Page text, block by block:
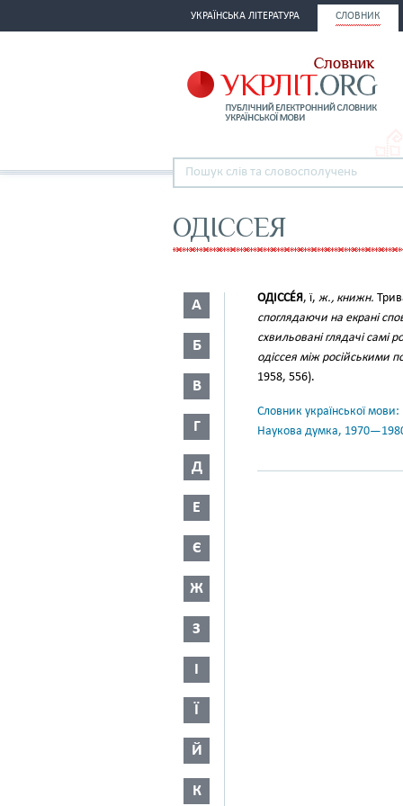
УКРАЇНСЬКА ЛІТЕРАТУРА СЛОВНИК
ОДІССЕЯ
А
Б
В
Г
Д
Е
Є
Ж
З
І
Ї
Й
К
ОДІССЕ́Я, ї, ж., книжн.
споглядаючи на екрані
схвильовані глядачі самі
одіссея між російськими
1958, 556).
Словник української
Наукова думка,